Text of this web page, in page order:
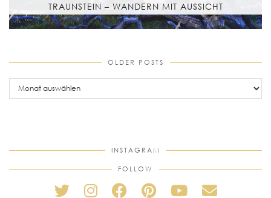
TRAUNSTEIN – WANDERN MIT AUSSICHT
OLDER POSTS
older
posts
INSTAGRAM
FOLLOW